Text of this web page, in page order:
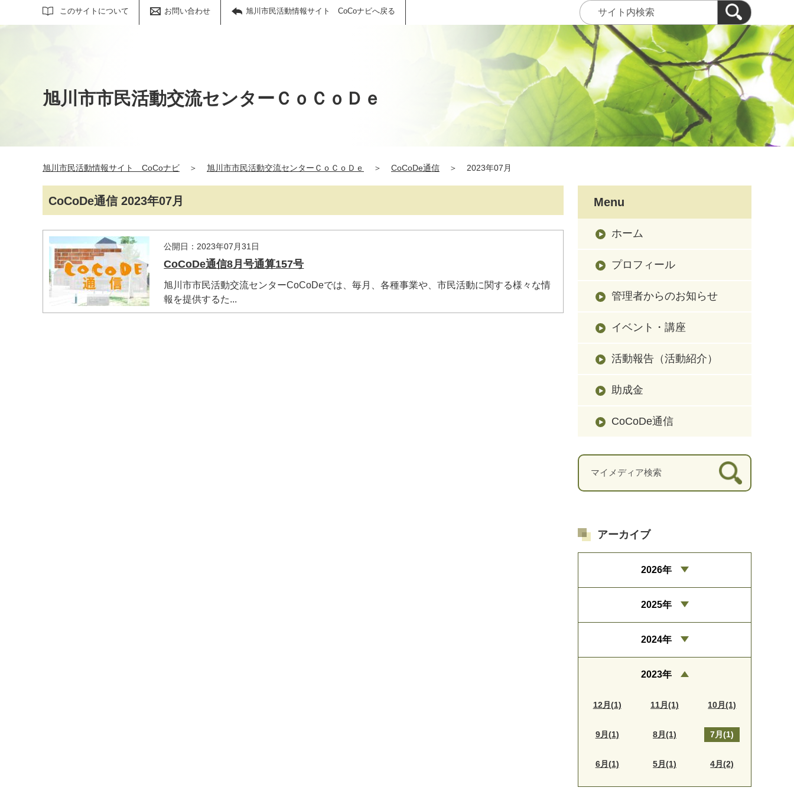
このサイトについて お問い合わせ 旭川市民活動情報サイト CoCoナビへ戻る
サイト内検索
旭川市市民活動交流センターＣｏＣｏＤｅ
旭川市民活動情報サイト CoCoナビ ＞ 旭川市市民活動交流センターＣｏＣｏＤｅ ＞ CoCoDe通信 ＞ 2023年07月
CoCoDe通信 2023年07月
公開日：2023年07月31日
CoCoDe通信8月号通算157号
旭川市市民活動交流センターCoCoDeでは、毎月、各種事業や、市民活動に関する様々な情
報を提供するた...
Menu
ホーム
プロフィール
管理者からのお知らせ
イベント・講座
活動報告（活動紹介）
助成金
CoCoDe通信
アーカイブ
2026年
2025年
2024年
2023年
12月(1) 11月(1) 10月(1)
9月(1) 8月(1) 7月(1)
6月(1) 5月(1) 4月(2)